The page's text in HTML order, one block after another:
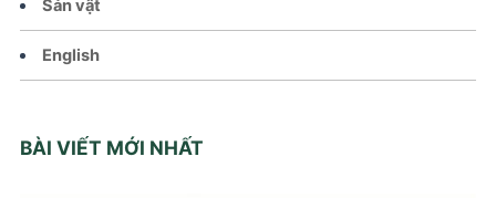
Sản vật
English
BÀI VIẾT MỚI NHẤT